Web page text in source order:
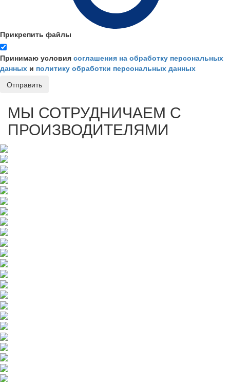
Прикрепить файлы
Принимаю условия соглашения на обработку персональных
данных и политику обработки персональных данных
Отправить
МЫ СОТРУДНИЧАЕМ С
ПРОИЗВОДИТЕЛЯМИ